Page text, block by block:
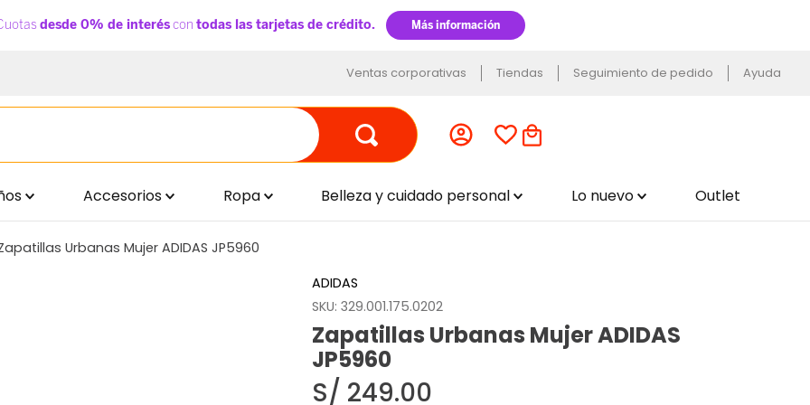
Ventas corporativas Tiendas Seguimiento de pedido Ayuda
Accesorios Ropa Belleza y cuidado personal Lo nuevo Outlet
Urbanas Mujer ADIDAS JP5960
ADIDAS
SKU: 329.001.175.0202
Zapatillas Urbanas Mujer ADIDAS
JP5960
S/ 249.00